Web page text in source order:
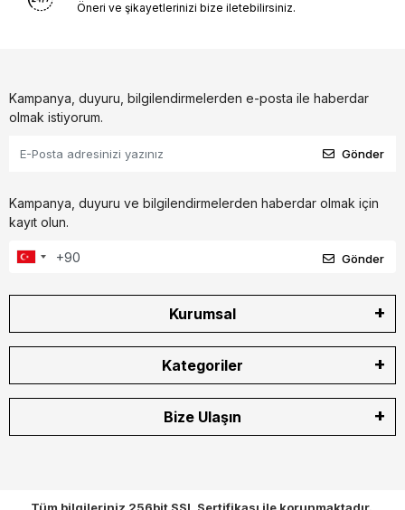
Öneri ve şikayetlerinizi bize iletebilirsiniz.
Kampanya, duyuru, bilgilendirmelerden e-posta ile haberdar
olmak istiyorum.
Gönder
Kampanya, duyuru ve bilgilendirmelerden haberdar olmak için
kayıt olun.
Gönder
Kurumsal
Kategoriler
Bize Ulaşın